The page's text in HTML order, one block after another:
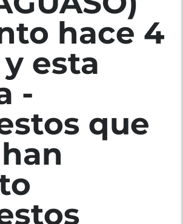
hace 4
esta
-
que